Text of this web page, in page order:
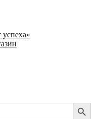
Search Button